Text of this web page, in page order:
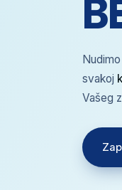
svakoj
Vašeg